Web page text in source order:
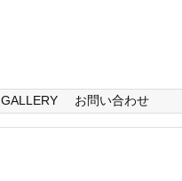
GALLERY お問い合わせ